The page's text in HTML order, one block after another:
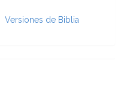
Versiones de Biblia